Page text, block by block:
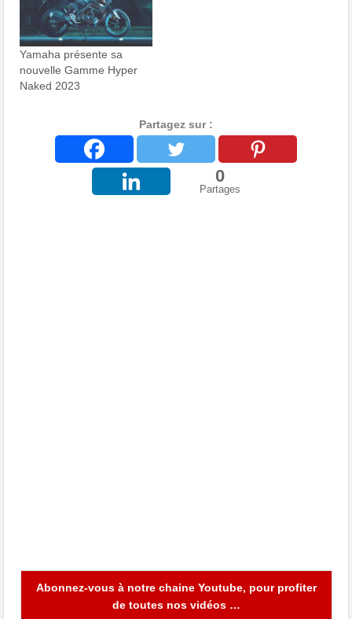
Yamaha présente sa
nouvelle Gamme Hyper
Naked 2023
Partagez sur :
0
Partages
Abonnez-vous à notre chaine Youtube, pour profiter
de toutes nos vidéos …